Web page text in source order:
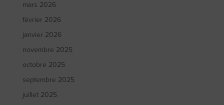
mars 2026
février 2026
janvier 2026
novembre 2025
octobre 2025
septembre 2025
juillet 2025